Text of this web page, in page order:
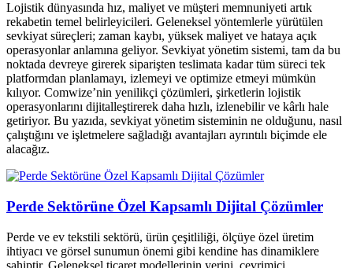
Lojistik dünyasında hız, maliyet ve müşteri memnuniyeti artık
rekabetin temel belirleyicileri. Geleneksel yöntemlerle yürütülen
sevkiyat süreçleri; zaman kaybı, yüksek maliyet ve hataya açık
operasyonlar anlamına geliyor. Sevkiyat yönetim sistemi, tam da bu
noktada devreye girerek siparişten teslimata kadar tüm süreci tek
platformdan planlamayı, izlemeyi ve optimize etmeyi mümkün
kılıyor. Comwize’nin yenilikçi çözümleri, şirketlerin lojistik
operasyonlarını dijitalleştirerek daha hızlı, izlenebilir ve kârlı hale
getiriyor. Bu yazıda, sevkiyat yönetim sisteminin ne olduğunu, nasıl
çalıştığını ve işletmelere sağladığı avantajları ayrıntılı biçimde ele
alacağız.
Perde Sektörüne Özel Kapsamlı Dijital Çözümler
Perde ve ev tekstili sektörü, ürün çeşitliliği, ölçüye özel üretim
ihtiyacı ve görsel sunumun önemi gibi kendine has dinamiklere
sahiptir. Geleneksel ticaret modellerinin yerini, çevrimiçi